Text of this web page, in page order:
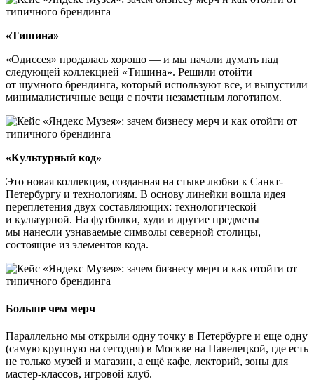
«Тишина»
«Одиссея» продалась хорошо — и мы начали думать над
следующей коллекцией «Тишина». Решили отойти
от шумного брендинга, который используют все, и выпустили
минималистичные вещи с почти незаметным логотипом.
«Культурный код»
Это новая коллекция, созданная на стыке любви к Санкт-
Петербургу и технологиям. В основу линейки вошла идея
переплетения двух составляющих: технологической
и культурной. На футболки, худи и другие предметы
мы нанесли узнаваемые символы северной столицы,
состоящие из элементов кода.
Больше чем мерч
Параллельно мы открыли одну точку в Петербурге и еще одну
(самую крупную на сегодня) в Москве на Павелецкой, где есть
не только музей и магазин, а ещё кафе, лекторий, зоны для
мастер-классов, игровой клуб.